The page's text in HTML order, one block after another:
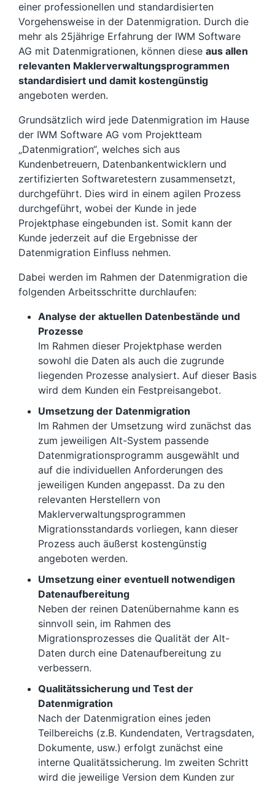
einer professionellen und standardisierten
Vorgehensweise in der Datenmigration. Durch die
mehr als 25jährige Erfahrung der IWM Software
AG mit Datenmigrationen, können diese aus allen
relevanten Maklerverwaltungsprogrammen
standardisiert und damit kostengünstig
angeboten werden.
Grundsätzlich wird jede Datenmigration im Hause
der IWM Software AG vom Projektteam
„Datenmigration“, welches sich aus
Kundenbetreuern, Datenbankentwicklern und
zertifizierten Softwaretestern zusammensetzt,
durchgeführt. Dies wird in einem agilen Prozess
durchgeführt, wobei der Kunde in jede
Projektphase eingebunden ist. Somit kann der
Kunde jederzeit auf die Ergebnisse der
Datenmigration Einfluss nehmen.
Dabei werden im Rahmen der Datenmigration die
folgenden Arbeitsschritte durchlaufen:
Analyse der aktuellen Datenbestände und
Prozesse
Im Rahmen dieser Projektphase werden
sowohl die Daten als auch die zugrunde
liegenden Prozesse analysiert. Auf dieser Basis
wird dem Kunden ein Festpreisangebot.
Umsetzung der Datenmigration
Im Rahmen der Umsetzung wird zunächst das
zum jeweiligen Alt-System passende
Datenmigrationsprogramm ausgewählt und
auf die individuellen Anforderungen des
jeweiligen Kunden angepasst. Da zu den
relevanten Herstellern von
Maklerverwaltungsprogrammen
Migrationsstandards vorliegen, kann dieser
Prozess auch äußerst kostengünstig
angeboten werden.
Umsetzung einer eventuell notwendigen
Datenaufbereitung
Neben der reinen Datenübernahme kann es
sinnvoll sein, im Rahmen des
Migrationsprozesses die Qualität der Alt-
Daten durch eine Datenaufbereitung zu
verbessern.
Qualitätssicherung und Test der
Datenmigration
Nach der Datenmigration eines jeden
Teilbereichs (z.B. Kundendaten, Vertragsdaten,
Dokumente, usw.) erfolgt zunächst eine
interne Qualitätssicherung. Im zweiten Schritt
wird die jeweilige Version dem Kunden zur